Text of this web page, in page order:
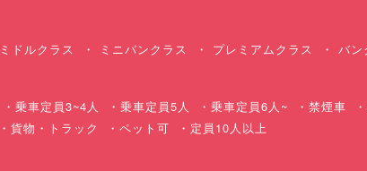
ドルクラス ミニバンクラス プレミアムクラス バン
乗車定員3~4人 乗車定員5人 乗車定員6人~ 禁煙車
貨物・トラック ペット可 定員10人以上